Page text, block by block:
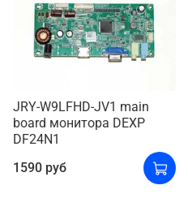
JRY-W9LFHD-JV1 main
board монитора DEXP
DF24N1
1590 руб